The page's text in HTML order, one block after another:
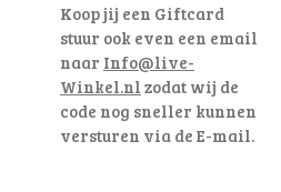
Koop jij een Giftcard
stuur ook even een email
naar Info@live-
Winkel.nl zodat wij de
code nog sneller kunnen
versturen via de E-mail.